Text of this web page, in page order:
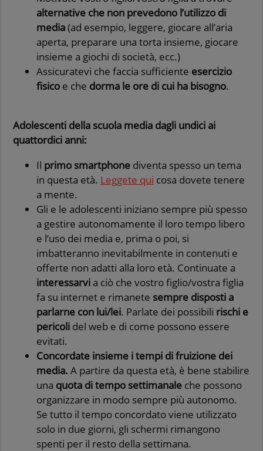
alternative che non prevedono l’utilizzo di
media(ad esempio, leggere, giocare all’aria
aperta, preparare una torta insieme, giocare
insieme a giochi di società, ecc.)
Assicuratevi che faccia sufficiente esercizio
fisico e che dorma le ore di cui ha bisogno.
Adolescenti della scuola media dagli undici ai
quattordici anni:
Il primo smartphone diventa spesso un tema
in questa età. Leggete qui cosa dovete tenere
a mente.
Gli e le adolescenti iniziano sempre più spesso
a gestire autonomamente il loro tempo libero
e l’uso dei media e, prima o poi, si
imbatteranno inevitabilmente in contenuti e
offerte non adatti alla loro età. Continuate a
interessarvi a ciò che vostro figlio/vostra figlia
fa su internet e rimanete sempre disposti a
parlarne con lui/lei. Parlate dei possibili rischi e
pericoli del web e di come possono essere
evitati.
Concordate insieme i tempi di fruizione dei
media. A partire da questa età, è bene stabilire
una quota di tempo settimanale che possono
organizzare in modo sempre più autonomo.
Se tutto il tempo concordato viene utilizzato
solo in due giorni, gli schermi rimangono
spenti per il resto della settimana.